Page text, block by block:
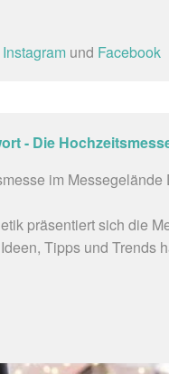
Instagram und Facebook
- Die
im
präsentiert sich die
Tipps und Trends